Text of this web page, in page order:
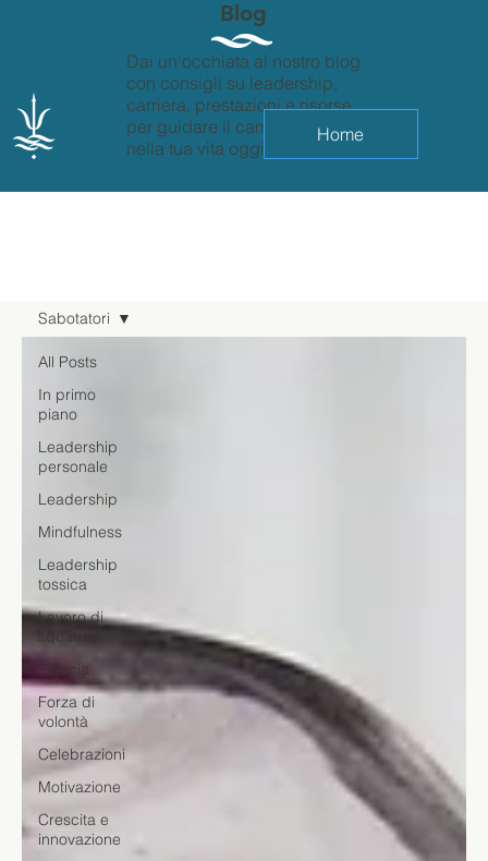
All Posts
In primo
piano
Leadership
personale
Leadership
Mindfulness
Leadership
tossica
Lavoro di
squadra
Fiducia
Forza di
volontà
Celebrazioni
Motivazione
Crescita e
innovazione
Sabotatori
Blog
Dai un'occhiata al nostro blog
con consigli su leadership,
carriera, prestazioni e risorse
per guidare il cambiamento
nella tua vita oggi.
Home